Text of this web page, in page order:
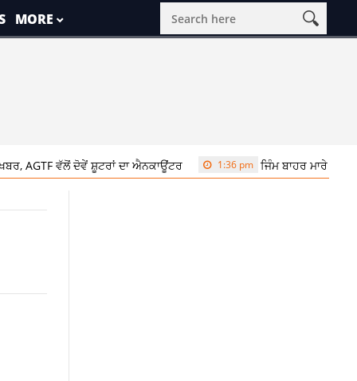
MORE
ਵੱਲੋਂ ਦੋਵੇਂ ਸ਼ੂਟਰਾਂ ਦਾ ਐਨਕਾਊਂਟਰ 1:36 pm ਜਿੰਮ ਬਾਹਰ ਮਾਰੇ ਗਏ ਪ੍ਰਾਪਰਟੀ